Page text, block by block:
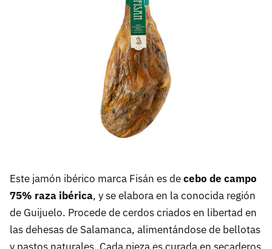
Este jamón ibérico marca Fisán es decebo de campo
75% raza ibérica, y se elabora en la conocida región
de Guijuelo. Procede de cerdos criados en libertad en
las dehesas de Salamanca, alimentándose de bellotas